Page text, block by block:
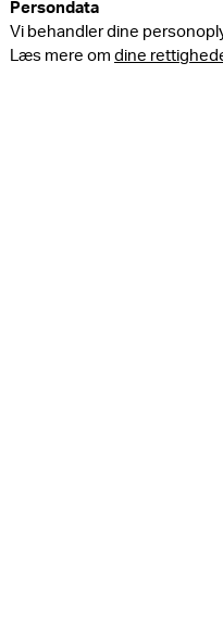
Persondata
Vi behandler dine
Læs mere om dine